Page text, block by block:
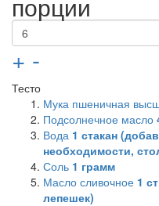
+ -
Тесто
Мука пшеничная
Подсолнечное масло
Вода 1 стакан
необходимости,
Соль 1 грамм
Масло сливочное 1
лепешек)